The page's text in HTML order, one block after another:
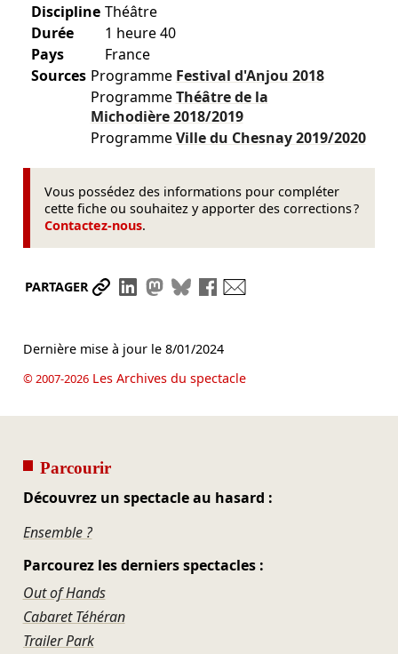
Discipline Théâtre
Durée
1 heure 40
Pays
France
Sources Programme Festival d'Anjou 2018
ProgrammeThéâtre de la
Michodière2018/2019
ProgrammeVille du Chesnay2019/2020
Vous possédez des informations pour compléter
cette fiche ou souhaitez y apporter des corrections ?
Contactez-nous.
PARTAGER Partager le lien
Partager sur LinkedIn
Partager sur Mastodon
Partager sur Bluesky
Partager sur Facebook
Dernière mise à jour le 8/01/2024
© 2007-2026Les Archives du spectacle
Parcourir
Découvrez un spectacle au hasard :
Ensemble ?
Parcourez les derniers spectacles :
Out of Hands
Cabaret Téhéran
Trailer Park